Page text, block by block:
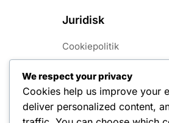
Juridisk
Cookiepolitik
Vores historie
Fortrolighedspolitik
Kom i kontakt
We respect your privacy
Cookies help us improve your
deliver personalized content,